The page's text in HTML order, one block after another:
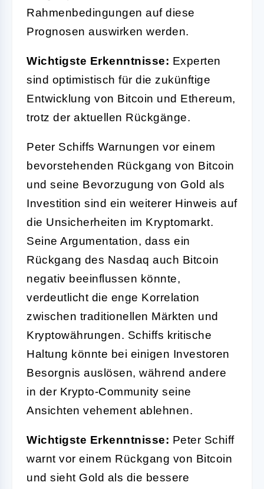
Rahmenbedingungen auf diese
Prognosen auswirken werden.
Wichtigste Erkenntnisse: Experten
sind optimistisch für die zukünftige
Entwicklung von Bitcoin und Ethereum,
trotz der aktuellen Rückgänge.
Peter Schiffs Warnungen vor einem
bevorstehenden Rückgang von Bitcoin
und seine Bevorzugung von Gold als
Investition sind ein weiterer Hinweis auf
die Unsicherheiten im Kryptomarkt.
Seine Argumentation, dass ein
Rückgang des Nasdaq auch Bitcoin
negativ beeinflussen könnte,
verdeutlicht die enge Korrelation
zwischen traditionellen Märkten und
Kryptowährungen. Schiffs kritische
Haltung könnte bei einigen Investoren
Besorgnis auslösen, während andere
in der Krypto-Community seine
Ansichten vehement ablehnen.
Wichtigste Erkenntnisse: Peter Schiff
warnt vor einem Rückgang von Bitcoin
und sieht Gold als die bessere